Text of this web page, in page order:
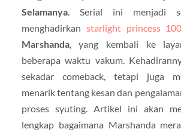
Selamanya. Serial ini menjadi
menghadirkan starlight princess
Marshanda, yang kembali ke
beberapa waktu vakum.
sekadar comeback, tetapi juga
menarik tentang kesan dan
proses syuting. Artikel ini akan
lengkap bagaimana Marshanda